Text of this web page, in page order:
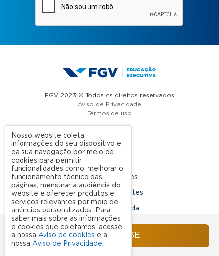
INSCREVA-SE
FGV 2023 © Todos os direitos reservados
Aviso de Privacidade
Termos de uso
A FGV
Nossas Unidades
Dúvidas Frequentes
Rede Conveniada
Ouvidoria Acadêmica
Nosso website coleta
informações do seu dispositivo e
da sua navegação por meio de
cookies para permitir
funcionalidades como: melhorar o
funcionamento técnico das
páginas, mensurar a audiência do
website e oferecer produtos e
serviços relevantes por meio de
anúncios personalizados. Para
saber mais sobre as informações
e cookies que coletamos, acesse
a nossa Aviso de cookies e a
nossa Aviso de Privacidade.